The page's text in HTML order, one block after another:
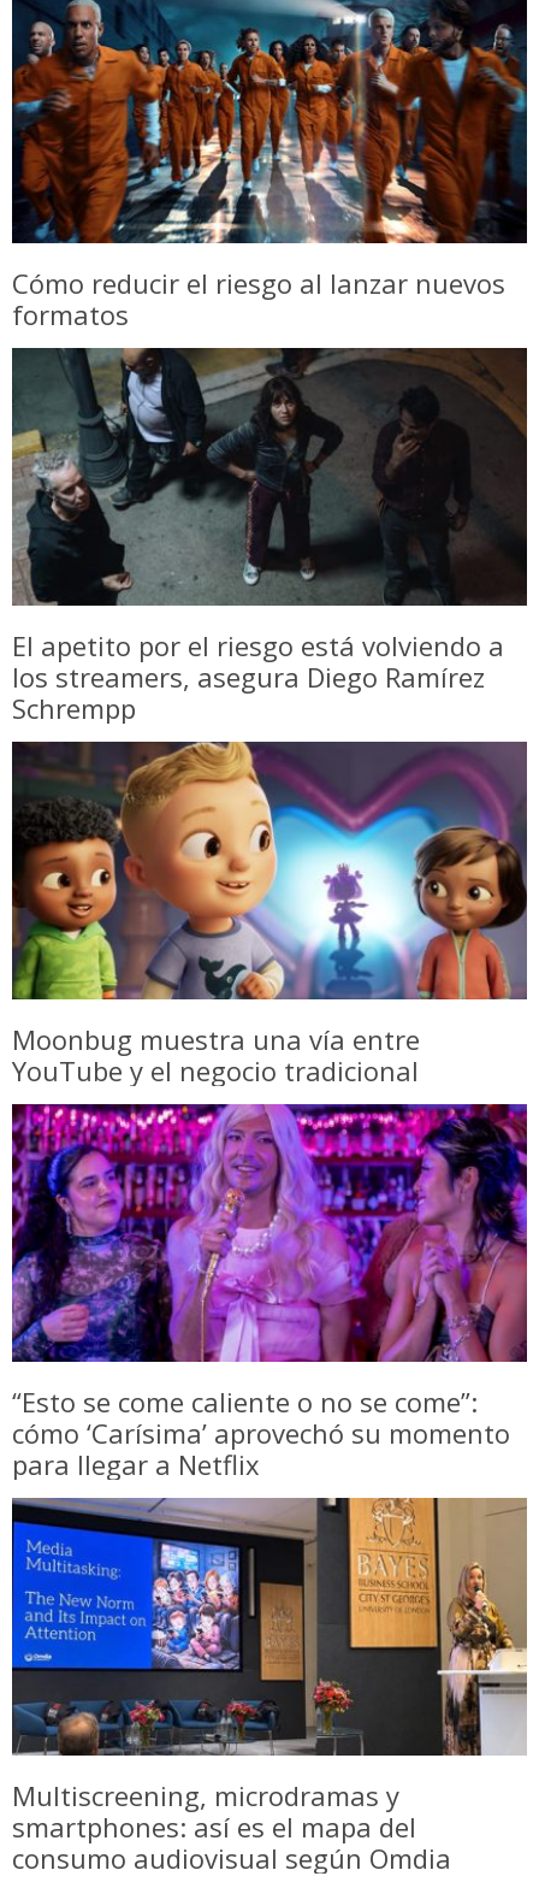
Cómo reducir el riesgo al lanzar nuevos
formatos
El apetito por el riesgo está volviendo a
los streamers, asegura Diego Ramírez
Schrempp
Moonbug muestra una vía entre
YouTube y el negocio tradicional
“Esto se come caliente o no se come”:
cómo ‘Carísima’ aprovechó su momento
para llegar a Netflix
Multiscreening, microdramas y
smartphones: así es el mapa del
consumo audiovisual según Omdia